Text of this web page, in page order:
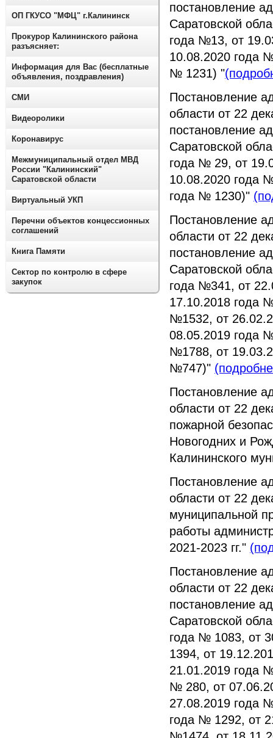
постановление
Саратовской
года №13, от
10.08.2020 года
№ 1231) "
Постановление
области от 22
постановление
Саратовской
года № 29, от
10.08.2020 года
года № 1230)"
Постановление
области от 22
постановление
Саратовской
года №341, от
17.10.2018 года
№1532, от
08.05.2019 года
№1788, от
№747)"
Постановление
области от 22
пожарной
Новогодних и
Калининского
Постановление
области от 22
муниципальной
работы
2021-2023 гг."
Постановление
области от 22
постановление
Саратовской
года № 1083, от
1394, от
21.01.2019 года
№ 280, от
27.08.2019 года
года № 1292, от
ОП ГКУСО "МФЦ" г.Калининск
Прокурор Калининского района
разъясняет:
Информация для Вас (бесплатные
объявления, поздравления)
СМИ
Видеоролики
Коронавирус
Межмуниципальный отдел МВД
России "Калининский"
Саратовской области
Виртуальный УКП
Перечни объектов концессионных
соглашений
Книга Памяти
Сектор по контролю в сфере
закупок